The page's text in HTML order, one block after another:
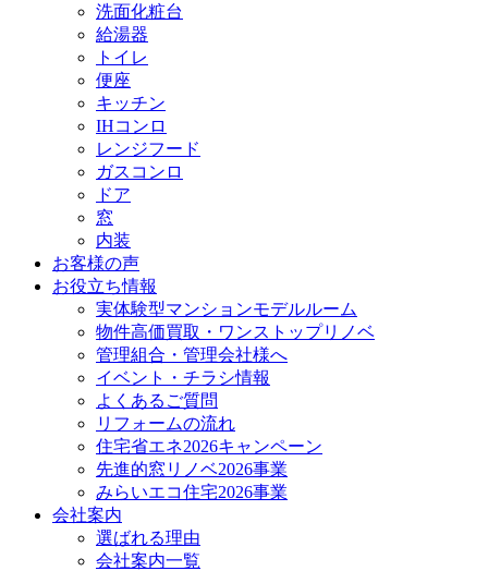
洗面化粧台
給湯器
トイレ
便座
キッチン
IHコンロ
レンジフード
ガスコンロ
ドア
窓
内装
お客様の声
お役立ち情報
実体験型マンションモデルルーム
物件高価買取・ワンストップリノベ
管理組合・管理会社様へ
イベント・チラシ情報
よくあるご質問
リフォームの流れ
住宅省エネ2026キャンペーン
先進的窓リノベ2026事業
みらいエコ住宅2026事業
会社案内
選ばれる理由
会社案内一覧